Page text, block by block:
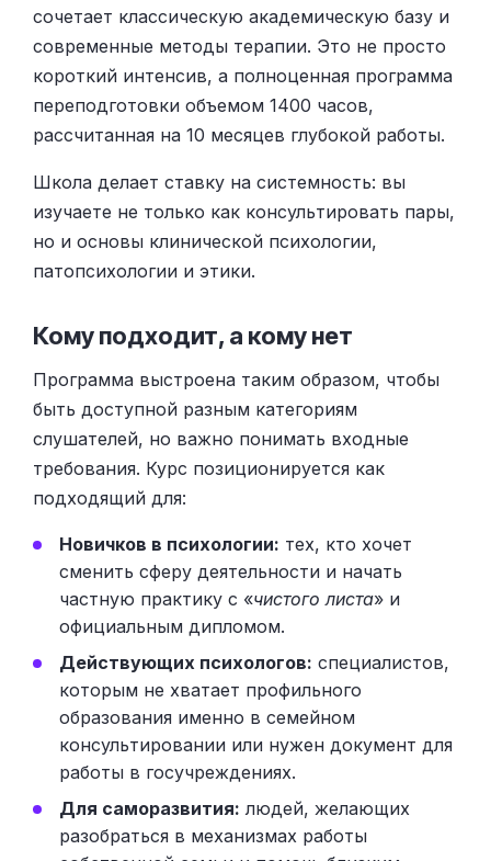
сочетает классическую академическую базу и
современные методы терапии. Это не просто
короткий интенсив, а полноценная программа
переподготовки объемом 1400 часов,
рассчитанная на 10 месяцев глубокой работы.
Школа делает ставку на системность: вы
изучаете не только как консультировать пары,
но и основы клинической психологии,
патопсихологии и этики.
Кому подходит, а кому нет
Программа выстроена таким образом, чтобы
быть доступной разным категориям
слушателей, но важно понимать входные
требования. Курс позиционируется как
подходящий для:
Новичков в психологии: тех, кто хочет
сменить сферу деятельности и начать
частную практику с «чистого листа» и
официальным дипломом.
Действующих психологов: специалистов,
которым не хватает профильного
образования именно в семейном
консультировании или нужен документ для
работы в госучреждениях.
Для саморазвития: людей, желающих
разобраться в механизмах работы